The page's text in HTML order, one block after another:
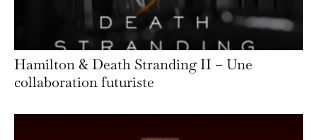
Hamilton & Death Stranding II – Une
collaboration futuriste